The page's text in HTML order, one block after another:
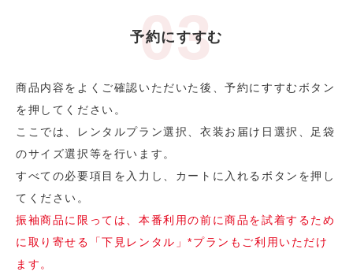
予約にすすむ
商品内容をよくご確認いただいた後、予約にすすむボタン
を押してください。
ここでは、レンタルプラン選択、衣装お届け日選択、足袋
のサイズ選択等を行います。
すべての必要項目を入力し、カートに入れるボタンを押し
てください。
振袖商品に限っては、本番利用の前に商品を試着するため
に取り寄せる「下見レンタル」*プランもご利用いただけ
ます。